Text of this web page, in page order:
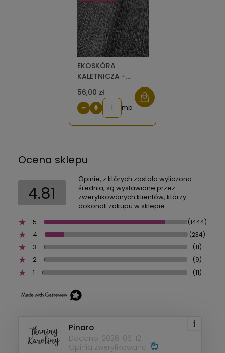
EKOSKÓRA
KALETNICZA -
melanż czarno-
srebrny
56,00 zł
− + mb
Ocena sklepu
4.81
Opinie, z których została wyliczona
średnia, są wystawione przez
zweryfikowanych klientów, którzy
dokonali zakupu w sklepie.
5
(1444)
4 (234)
3 (11)
2 (9)
1 (11)
Pinaro
Dodano: 2026-06-12
Opinia zweryfikowana